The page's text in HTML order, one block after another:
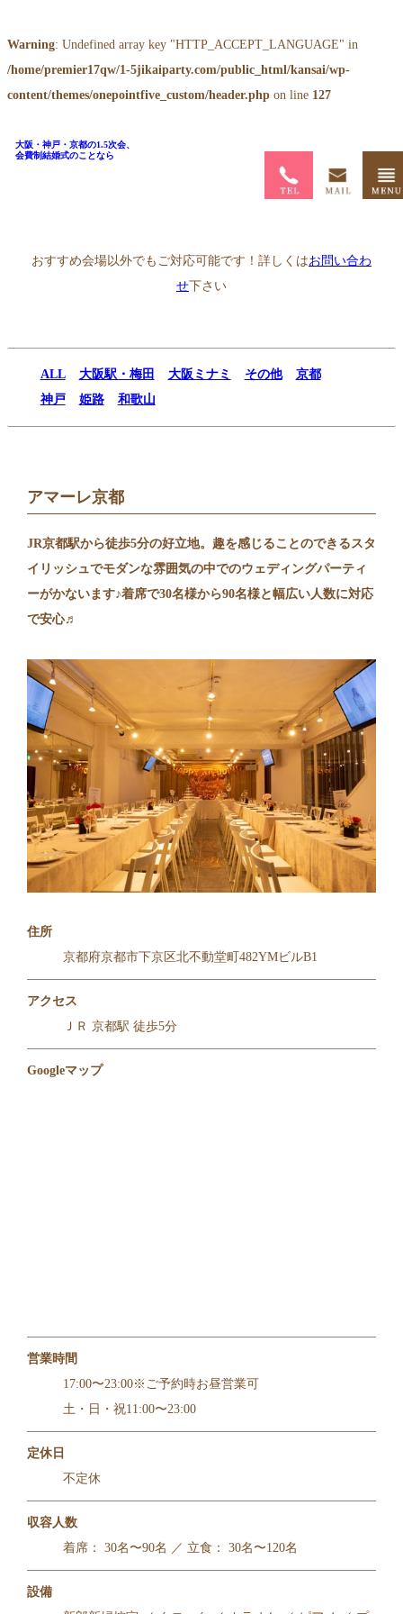
Warning: Undefined array key "HTTP_ACCEPT_LANGUAGE" in
/home/premier17qw/1-5jikaiparty.com/public_html/kansai/wp-
content/themes/onepointfive_custom/header.php on line 127
大阪・神戸・京都の1.5次会、
会費制結婚式のことなら
おすすめ会場以外でもご対応可能です！詳しくはお問い合わ
せ下さい
ALL 大阪駅・梅田 大阪ミナミ その他
京都
神戸
姫路 和歌山
アマーレ京都
JR京都駅から徒歩5分の好立地。趣を感じることのできるスタ
イリッシュでモダンな雰囲気の中でのウェディングパーティ
ーがかないます♪着席で30名様から90名様と幅広い人数に対応
で安心♬
住所
京都府京都市下京区北不動堂町482YMビルB1
アクセス
ＪＲ 京都駅 徒歩5分
Googleマップ
営業時間
17:00〜23:00※ご予約時お昼営業可
土・日・祝11:00〜23:00
定休日
不定休
収容人数
着席： 30名〜90名 ／ 立食： 30名〜120名
設備